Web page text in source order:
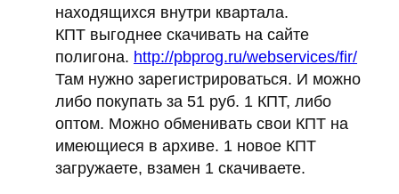
находящихся внутри квартала.
КПТ выгоднее скачивать на сайте
полигона. http://pbprog.ru/webservices/fir/
Там нужно зарегистрироваться. И можно
либо покупать за 51 руб. 1 КПТ, либо
оптом. Можно обменивать свои КПТ на
имеющиеся в архиве. 1 новое КПТ
загружаете, взамен 1 скачиваете.